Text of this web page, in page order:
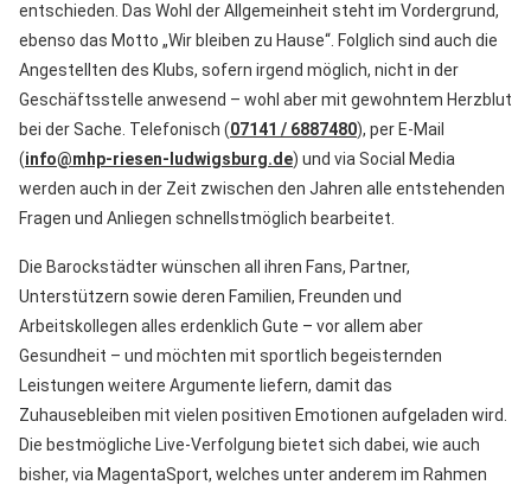
entschieden. Das Wohl der Allgemeinheit steht im Vordergrund,
ebenso das Motto „Wir bleiben zu Hause“. Folglich sind auch die
Angestellten des Klubs, sofern irgend möglich, nicht in der
Geschäftsstelle anwesend – wohl aber mit gewohntem Herzblut
bei der Sache. Telefonisch (07141 / 6887480), per E-Mail
(info@mhp-riesen-ludwigsburg.de) und via Social Media
werden auch in der Zeit zwischen den Jahren alle entstehenden
Fragen und Anliegen schnellstmöglich bearbeitet.
Die Barockstädter wünschen all ihren Fans, Partner,
Unterstützern sowie deren Familien, Freunden und
Arbeitskollegen alles erdenklich Gute – vor allem aber
Gesundheit – und möchten mit sportlich begeisternden
Leistungen weitere Argumente liefern, damit das
Zuhausebleiben mit vielen positiven Emotionen aufgeladen wird.
Die bestmögliche Live-Verfolgung bietet sich dabei, wie auch
bisher, via MagentaSport, welches unter anderem im Rahmen